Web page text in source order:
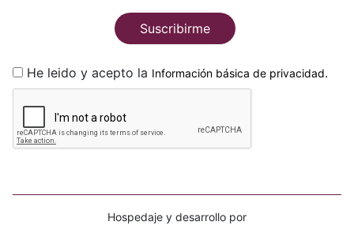
Suscribirme
He leido y acepto la Información básica de privacidad.
Hospedaje y desarrollo por